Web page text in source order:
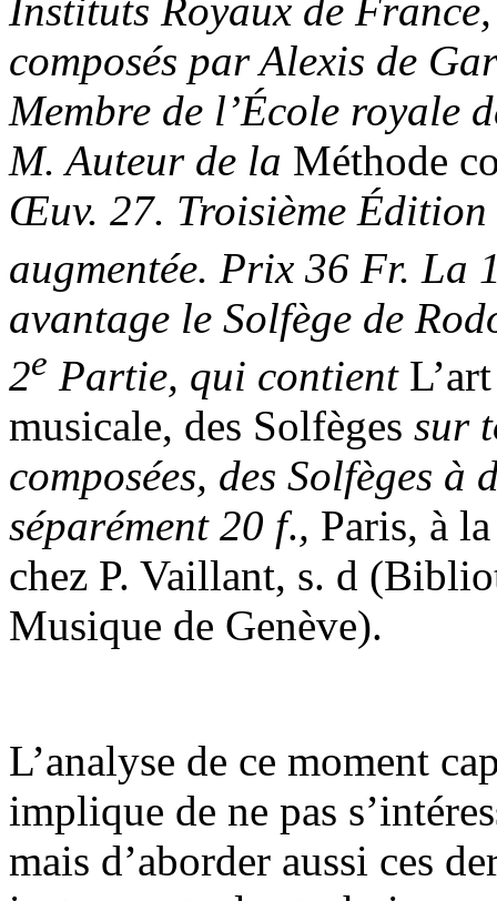
Instituts Royaux de
composés par Alexis de
Membre de l’École royale
M. Auteur de la Méthode
Œuv. 27. Troisième Édition
augmentée. Prix 36 Fr. La
avantage le Solfège de
2e Partie, qui contient
musicale, des Solfèges sur
composées, des Solfèges
séparément 20 f., Paris, à
chez P. Vaillant, s. d
Musique de Genève).
L’analyse de ce moment
implique de ne pas
mais d’aborder aussi ces